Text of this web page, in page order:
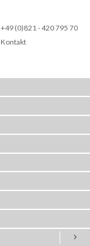
+49 (0)821 - 420 795 70
Kontakt